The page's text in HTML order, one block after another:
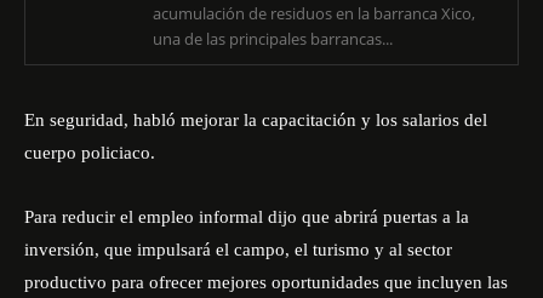
acumulación de residuos en la barranca Xico,
una de las principales barrancas...
En seguridad, habló mejorar la capacitación y los salarios del
cuerpo policiaco.
Para reducir el empleo informal dijo que abrirá puertas a la
inversión, que impulsará el campo, el turismo y al sector
productivo para ofrecer mejores oportunidades que incluyen las